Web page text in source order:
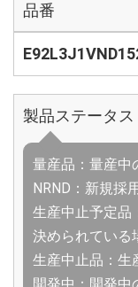
品番
製品ステータス
量産品：量産中
NRND：新規採
生産中止予定品
決められている
生産中止品：生